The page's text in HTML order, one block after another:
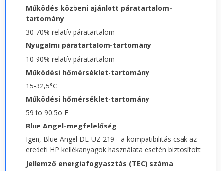
Működés közbeni ajánlott páratartalom-
tartomány
30-70% relatív páratartalom
Nyugalmi páratartalom-tartomány
10-90% relatív páratartalom
Működési hőmérséklet-tartomány
15-32,5°C
Működési hőmérséklet-tartomány
59 to 90.5o F
Blue Angel-megfelelőség
Igen, Blue Angel DE-UZ 219 - a kompatibilitás csak az
eredeti HP kellékanyagok használata esetén biztosított
Jellemző energiafogyasztás (TEC) száma